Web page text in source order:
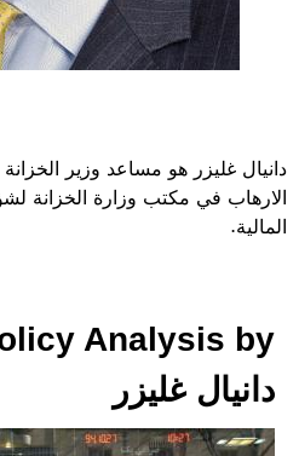
دانيال غليزر هو مساعد وزير
الارهاب في مكتب وزارة الخزانة
المالية.
Analysis by
دانيال غليزر